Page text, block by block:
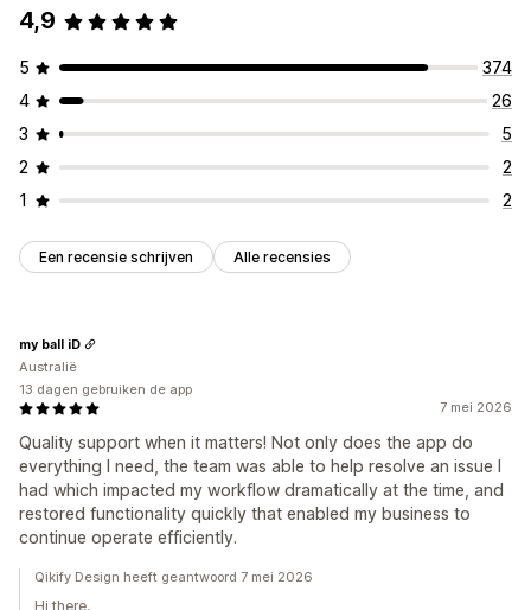
4,9
5
374
4
26
3
5
2
2
1
2
Een recensie schrijven Alle recensies
7 mei 2026
Quality support when it matters! Not only does the app do
everything I need, the team was able to help resolve an issue I
had which impacted my workflow dramatically at the time, and
restored functionality quickly that enabled my business to
continue operate efficiently.
my ball iD
Australië
13 dagen gebruiken de app
Qikify Design heeft geantwoord 7 mei 2026
Hi there,